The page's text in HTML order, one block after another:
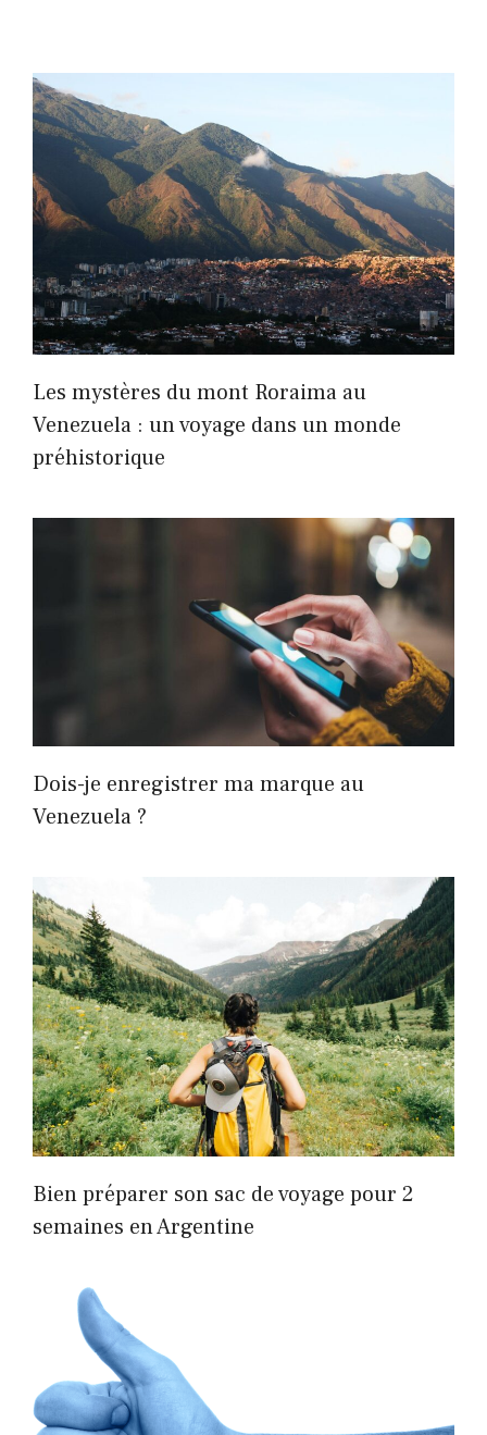
Les mystères du mont Roraima au
Venezuela : un voyage dans un monde
préhistorique
Dois-je enregistrer ma marque au
Venezuela ?
Bien préparer son sac de voyage pour 2
semaines en Argentine